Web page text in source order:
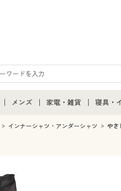
販すべて
メンズ
メンズ通販すべて
メンズ下着
家電・雑貨
家電・雑貨すべて
寝具・
寝具・
インナーシャツ・アンダーシャツ やさ